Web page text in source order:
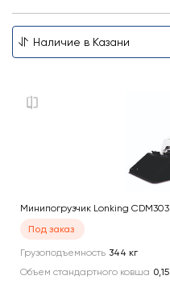
Минипогрузчик Lonking CDM303
Под заказ
Грузоподъемность 344 кг
Объем стандартного ковша 0,15